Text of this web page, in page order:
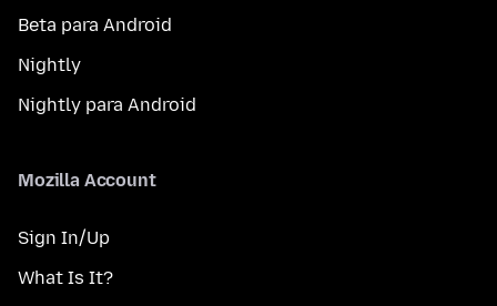
Beta para Android
Nightly
Nightly para Android
Mozilla Account
Sign In/Up
What Is It?